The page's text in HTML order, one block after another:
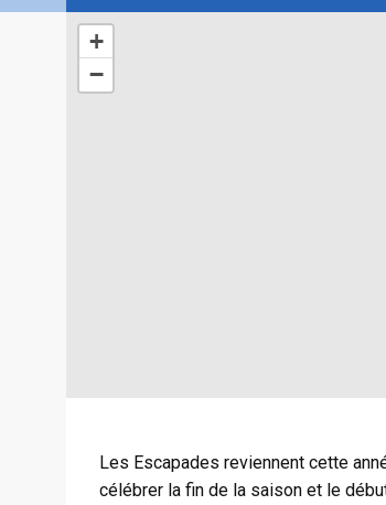
+
−
Les Escapades reviennent cette
célébrer la fin de la saison et le